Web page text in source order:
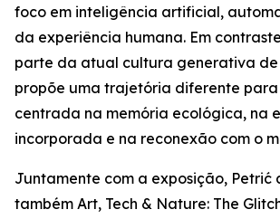
foco em inteligência artificial,
da experiência humana. Em
parte da atual cultura generativa de
propõe uma trajetória diferente
centrada na memória ecológica, na
incorporada e na reconexão com o
Juntamente com a exposição, Petrić
também Art, Tech & Nature: The